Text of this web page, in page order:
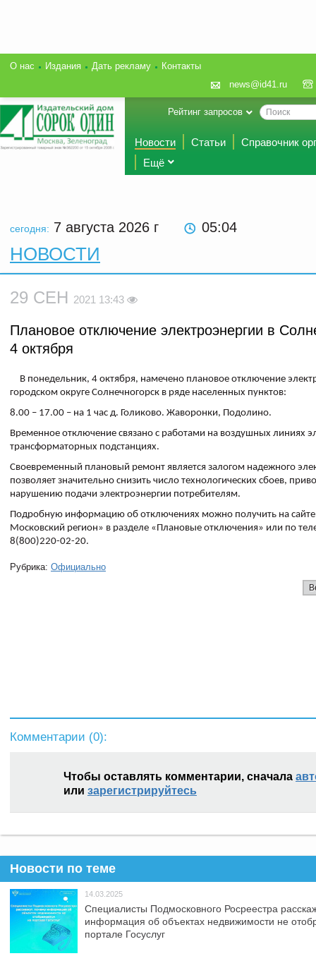
О нас Издания Дать рекламу
Контакты
news@id41.ru
Рейтинг запросов
Новости Статьи
Справочник
Ещё
сегодня: 7 августа 2026 г 05:04
НОВОСТИ
29 СЕН 2021 13:43
Плановое отключение электроэнергии в
4 октября
В понедельник, 4 октября, намечено плановое отключение
городском округе Солнечногорск в ряде населенных пунктов:
8.00 – 17.00 – на 1 час д. Голиково. Жаворонки, Подолино.
Временное отключение связано с работами на воздушных линиях
трансформаторных подстанциях.
Своевременный плановый ремонт является залогом надежного
позволяет значительно снизить число технологических сбоев,
нарушению подачи электроэнергии потребителям.
Подробную информацию об отключениях можно получить на сайте
Московский регион» в разделе «Плановые отключения» или по
8(800)220-02-20.
Рубрика: Официально
Комментарии (0):
Чтобы оставлять комментарии, сначала
или зарегистрируйтесь
Новости по теме
14.03.2025
Специалисты Подмосковного Росреестра
информация об объектах недвижимости не
портале Госуслуг